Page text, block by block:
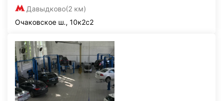
Давыдково(2 км)
Очаковское ш., 10к2с2